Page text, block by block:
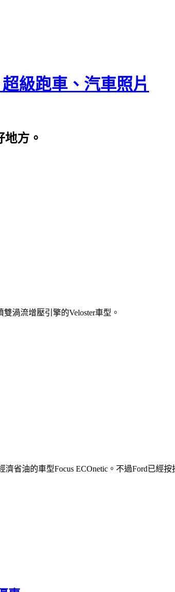
級跑車、汽車照片
方。
渦流增壓引擎的Veloster車型。
省油的車型Focus ECOnetic。不過Ford已經